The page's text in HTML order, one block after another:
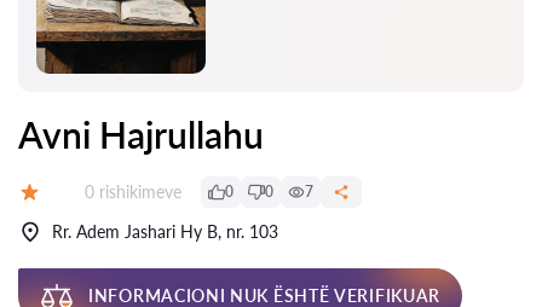
Avni Hajrullahu
Rishikime:
0 rishikimeve 0 0 7
Rr. Adem Jashari Hy B, nr. 103
INFORMACIONI NUK ËSHTË VERIFIKUAR